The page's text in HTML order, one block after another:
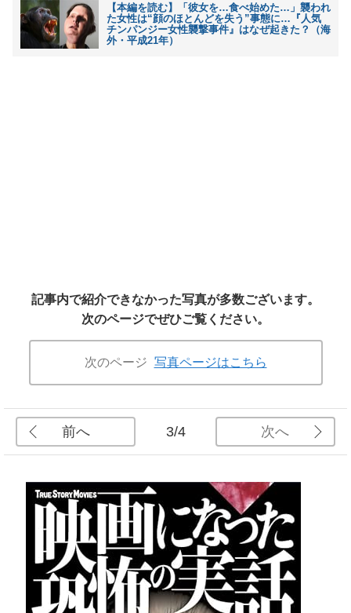
【本編を読む】「彼女を…食べ始めた…」襲われ
た女性は“顔のほとんどを失う”事態に…『人気
チンパンジー女性襲撃事件』はなぜ起きた？（海
外・平成21年）
記事内で紹介できなかった写真が多数ございます。
次のページでぜひご覧ください。
次のページ 写真ページはこちら
前へ 3/4 次へ